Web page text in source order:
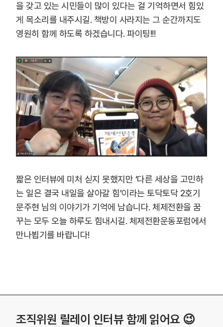
을 갖고 있는 시민들이 많이 있다는 걸 기억하면서 힘있
게 목소리를 내주시길. 책방이 사라지는 그 순간까지도
영원히 함께 하도록 하겠습니다. 파이팅!!!
짧은 인터뷰에 미처 싣지 못했지만 ‘다른 세상을 고민하
는 일은 결국 내일을 살아갈 힘’이라는 토닥토닥 2호기
문주현 님의 이야기가 기억에 남습니다. 체제전환을 꿈
꾸는 모두 오늘 하루도 힘내시길. 체제전환운동포럼에서
만나뵙기를 바랍니다!
조직위원 릴레이 인터뷰 함께 읽어요 😉